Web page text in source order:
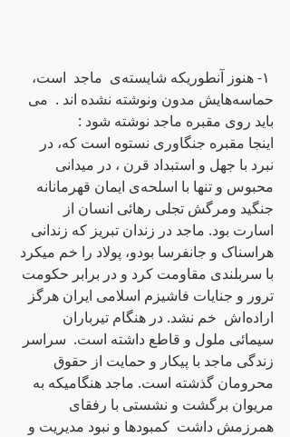
١- هنوز آنطوریکه‌ شایسته‌ی  ماجد  است،
حماسه‌هایش مدون ونوشته‌ نشده‌ اند .  می
باید روی مقبره‌ ماجد نوشته‌ شود :
اینجا مقبره‌ جنگاوری نستوه‌ است که‌، در
نبرد با جهل و استبداد قرن ، در میدانی
جنگید ومرگش تجلی رهائی انسان از
اسارت بود. ماجد در زندان تبریز که‌ زندانی
هراسناک و جانفرسا بودو،‌ پولاد را خم میکرد
با سربلندی مقاومت کرد و در برابر حکومت
ترور و جنایات فاشیزم اسلامی ایران هرگز
اراده‌اش  خم نشد. در هنگام تیرباران
سیمائی ملول و قاطع داشته‌ است.  سراسر
زندگی ماجد با پیکار و حمایت از حقوق
مریوان برگشت و نشستی با رفقای
همرزمش داشت  کمبودها و نبود مدیریت و